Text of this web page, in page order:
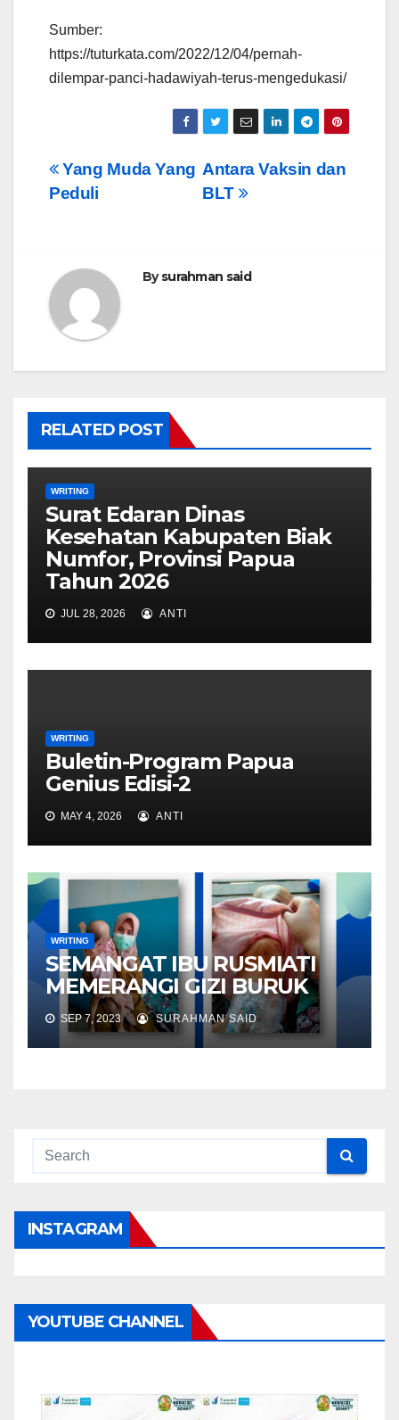
Sumber:
https://tuturkata.com/2022/12/04/pernah-
dilempar-panci-hadawiyah-terus-mengedukasi/
Post
Antara Vaksin dan
BLT
Yang Muda Yang
Peduli
Bysurahman said
RELATED POST
WRITING
Surat Edaran Dinas
Kesehatan Kabupaten Biak
Numfor, Provinsi Papua
Tahun 2026
JUL 28, 2026 ANTI
WRITING
Buletin-Program Papua
Genius Edisi-2
MAY 4, 2026 ANTI
WRITING
SEMANGAT IBU RUSMIATI
MEMERANGI GIZI BURUK
SEP 7, 2023 SURAHMAN SAID
INSTAGRAM
YOUTUBE CHANNEL